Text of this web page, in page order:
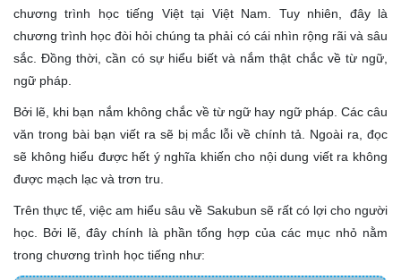
chương trình học tiếng Việt tại Việt Nam. Tuy nhiên, đây là
chương trình học đòi hỏi chúng ta phải có cái nhìn rộng rãi và sâu
sắc. Đồng thời, cần có sự hiểu biết và nắm thật chắc về từ ngữ,
ngữ pháp.
Bởi lẽ, khi bạn nắm không chắc về từ ngữ hay ngữ pháp. Các câu
văn trong bài bạn viết ra sẽ bị mắc lỗi về chính tả. Ngoài ra, đọc
sẽ không hiểu được hết ý nghĩa khiến cho nội dung viết ra không
được mạch lạc và trơn tru.
Trên thực tế, việc am hiểu sâu về Sakubun sẽ rất có lợi cho người
học. Bởi lẽ, đây chính là phần tổng hợp của các mục nhỏ nằm
trong chương trình học tiếng như: